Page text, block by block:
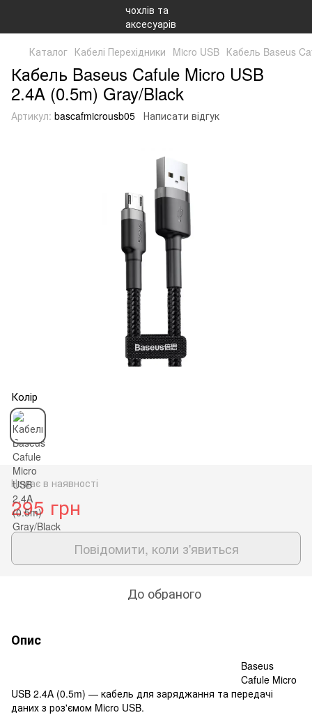
Каталог Кабелі Перехідники Micro USB Кабель Baseus
Кабель Baseus Cafule Micro USB
2.4A (0.5m) Gray/Black
Артикул: bascafmicrousb05 Написати відгук
Колір
Немає в наявності
295 грн
Повідомити, коли з'явиться
До обраного
Опис
Baseus
Cafule Micro
USB 2.4A (0.5m) — кабель для заряджання та передачі
даних з роз'ємом Micro USB.